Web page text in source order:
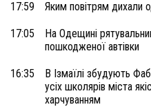
17:59 Яким повітрям дихали
17:05
На Одещині
пошкодженої автівки
16:35
В Ізмаїлі збудують
усіх школярів міста
харчуванням